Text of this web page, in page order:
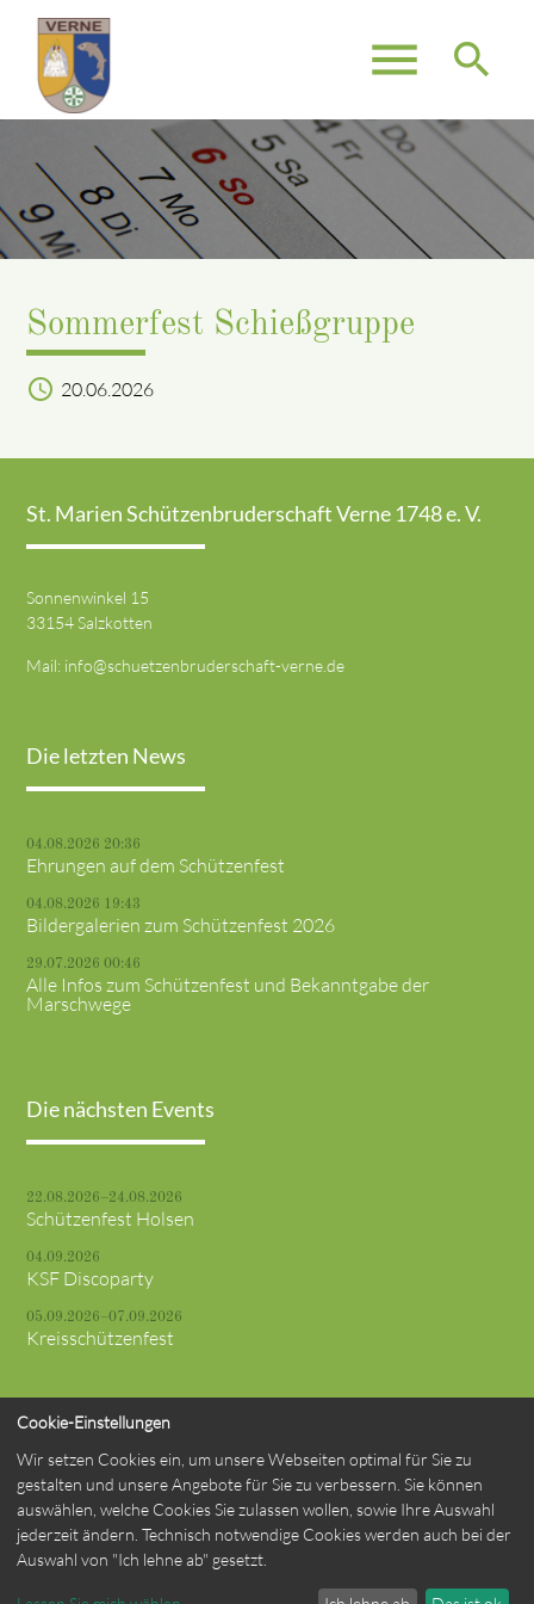
menu search
Suchbegriffe SUCHEN
Sommerfest Schießgruppe
access_time 20.06.2026
St. Marien Schützenbruderschaft Verne 1748 e. V.
Sonnenwinkel 15
33154 Salzkotten
Mail: info@schuetzenbruderschaft-verne.de
Die letzten News
04.08.2026 20:36
Ehrungen auf dem Schützenfest
04.08.2026 19:43
Bildergalerien zum Schützenfest 2026
29.07.2026 00:46
Alle Infos zum Schützenfest und Bekanntgabe der
Marschwege
Die nächsten Events
22.08.2026–24.08.2026
Schützenfest Holsen
04.09.2026
KSF Discoparty
05.09.2026–07.09.2026
Kreisschützenfest
© St. Marien Schützenbruderschaft Verne 1748 e. V.
Impressum Datenschutzerklärung Kontakt
powered by contao-themes.net
Cookie-Einstellungen
Wir setzen Cookies ein, um unsere Webseiten optimal für Sie zu
gestalten und unsere Angebote für Sie zu verbessern. Sie können
auswählen, welche Cookies Sie zulassen wollen, sowie Ihre Auswahl
jederzeit ändern. Technisch notwendige Cookies werden auch bei der
Auswahl von "Ich lehne ab" gesetzt.